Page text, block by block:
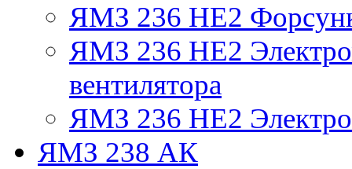
ЯМЗ 236 НЕ2
ЯМЗ 236 НЕ2
вентилятора
ЯМЗ 236 НЕ2
ЯМЗ 238 АК